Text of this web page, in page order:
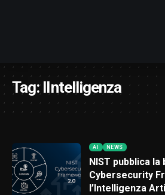
Tag:lIntelligenza
AI NEWS
NIST pubblica la
Cybersecurity
l’Intelligenza